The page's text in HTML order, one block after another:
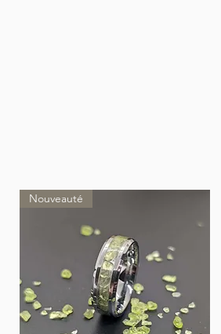
Nouveauté